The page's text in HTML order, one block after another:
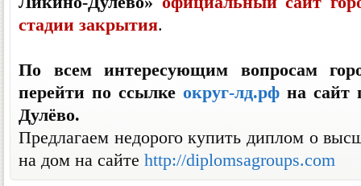
стадии закрытия.
По всем интересующим вопросам
перейти по ссылке округ-лд.рф на сайт
Дулёво.
Предлагаем недорого купить диплом о
на дом на сайте http://diplomsagroups.com